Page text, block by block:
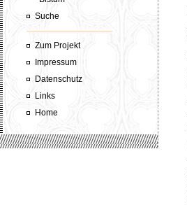
Suche
Zum Projekt
Impressum
Datenschutz
Links
Home